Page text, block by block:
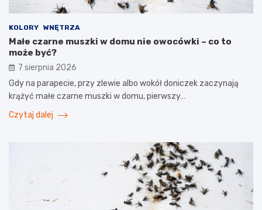
KOLORY WNĘTRZA
Małe czarne muszki w domu nie owocówki – co to
może być?
7 sierpnia 2026
Gdy na parapecie, przy zlewie albo wokół doniczek zaczynają
krążyć małe czarne muszki w domu, pierwszy…
Czytaj dalej